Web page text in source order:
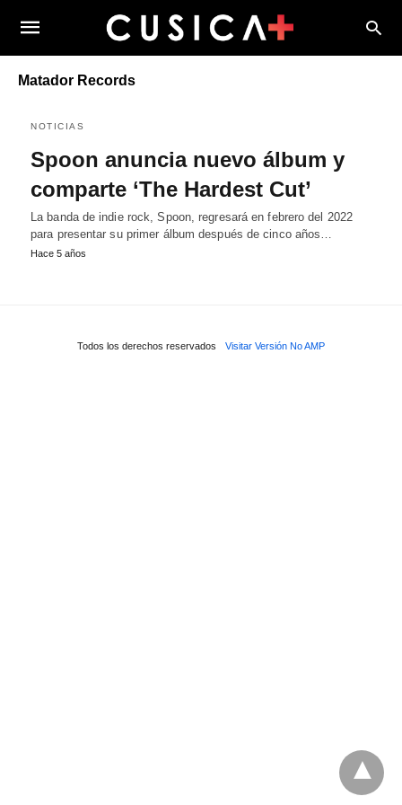
Matador Records
NOTICIAS
Spoon anuncia nuevo álbum y
comparte ‘The Hardest Cut’
La banda de indie rock, Spoon, regresará en febrero del 2022
para presentar su primer álbum después de cinco años…
Hace 5 años
Todos los derechos reservados Visitar Versión No AMP